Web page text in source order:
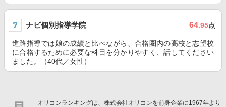
ナビ個別指導学院 64.95点
進路指導では娘の成績と比べながら、合格圏内の高校と志望校
に合格するために必要な科目を分かりやすく、話してください
ました。（40代／女性）
オリコンランキングは、株式会社オリコンを前身企業に1967年より